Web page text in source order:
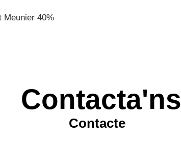
Meunier 40%
Contacta'ns
Contacte